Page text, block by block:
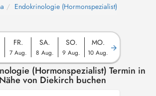
Endokrinologie (Hormonspezialist)
FR.
7 Aug.
SA.
8 Aug.
SO.
9 Aug.
MO.
10 Aug.
(Hormonspezialist) Termin in
von Diekirch buchen